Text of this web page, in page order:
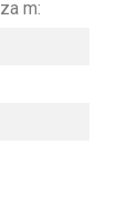
m: